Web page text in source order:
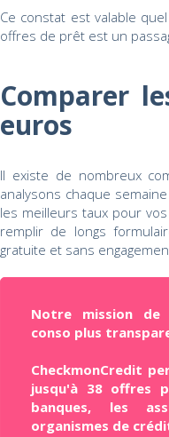
Ce constat est valable
offres de prêt est un
Comparer
euros
Il existe de nombreux
analysons chaque
les meilleurs taux pour
remplir de longs
gratuite et sans
Notre mission
conso plus
CheckmonCredit
jusqu'à 38 offres
banques, les
organismes de